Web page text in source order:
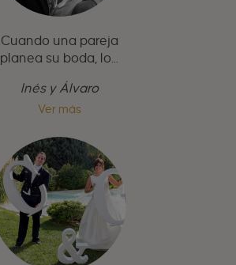
Cuando una pareja
planea su boda, lo...
Inés y Álvaro
Ver más